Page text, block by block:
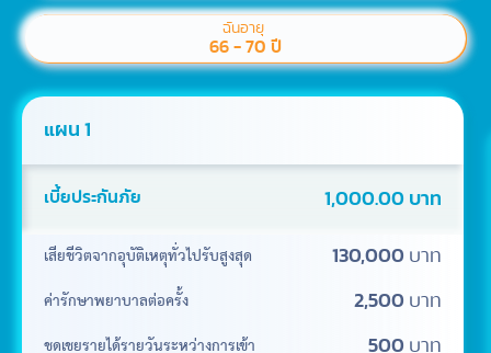
ฉันอายุ
66 - 70 ปี
แผน 1
เบี้ยประกันภัย 1,000.00 บาท
เสียชีวิตจากอุบัติเหตุทั่วไปรับสูงสุด 130,000 บาท
ค่ารักษาพยาบาลต่อครั้ง 2,500 บาท
ชดเชยรายได้รายวันระหว่างการเข้า
500 บาท